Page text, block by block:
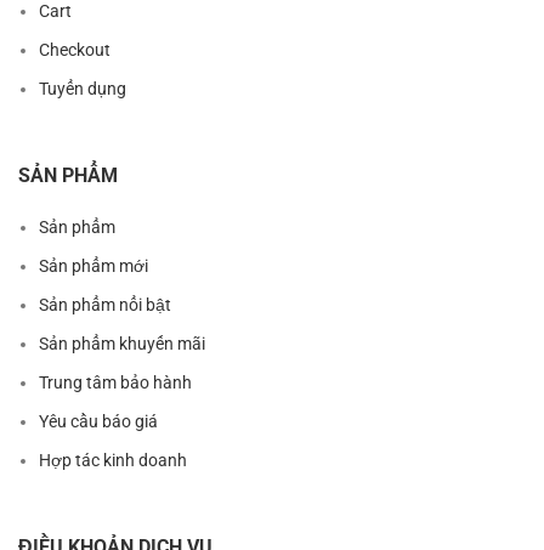
Cart
Checkout
Tuyển dụng
SẢN PHẨM
Sản phẩm
Sản phẩm mới
Sản phẩm nổi bật
Sản phẩm khuyến mãi
Trung tâm bảo hành
Yêu cầu báo giá
Hợp tác kinh doanh